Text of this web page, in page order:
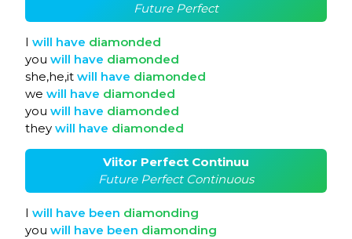
Future Perfect
I will have diamonded
you will have diamonded
she,he,it will have diamonded
we will have diamonded
you will have diamonded
they will have diamonded
Viitor Perfect Continuu
Future Perfect Continuous
I will have been diamonding
you will have been diamonding